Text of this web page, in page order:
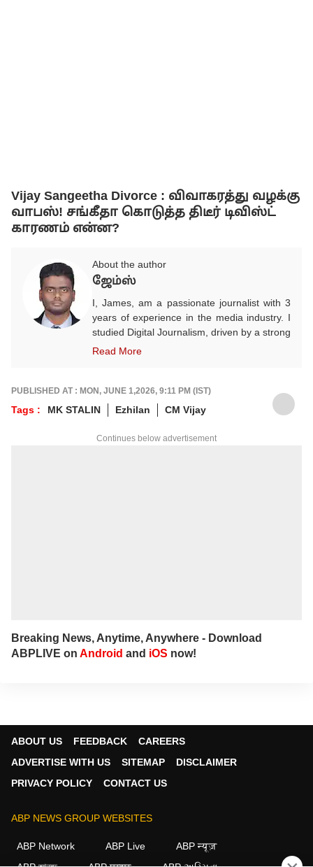
Vijay Sangeetha Divorce : விவாகரத்து வழக்கு
வாபஸ்! சங்கீதா கொடுத்த திடீர் டிவிஸ்ட்
காரணம் என்ன?
About the author
ஜேம்ஸ்
I, James, am a passionate journalist with 3
years of experience in the media industry. I
studied Digital Journalism, driven by a strong
desire to excel in this field. I began my
content writer, with a strong focus on sports
and crime reporting. In addition, I cover
infrastructure, politics, entertainment, and
other important world events, striving to
Read More
PUBLISHED AT : MON, JUNE 1,2026, 9:11 PM (IST)
Tags : MK STALIN Ezhilan CM Vijay
Continues below advertisement
Breaking News, Anytime, Anywhere - Download
ABPLIVE on Android and iOS now!
ABOUT US FEEDBACK
CAREERS
ADVERTISE WITH US
SITEMAP
DISCLAIMER
PRIVACY POLICY
CONTACT US
ABP NEWS GROUP WEBSITES
ABP Network ABP Live
ABP न्यूज़